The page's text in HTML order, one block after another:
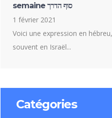
semaine סוף הדרך
1 février 2021
Voici une expression en
souvent en Israël...
Catégories